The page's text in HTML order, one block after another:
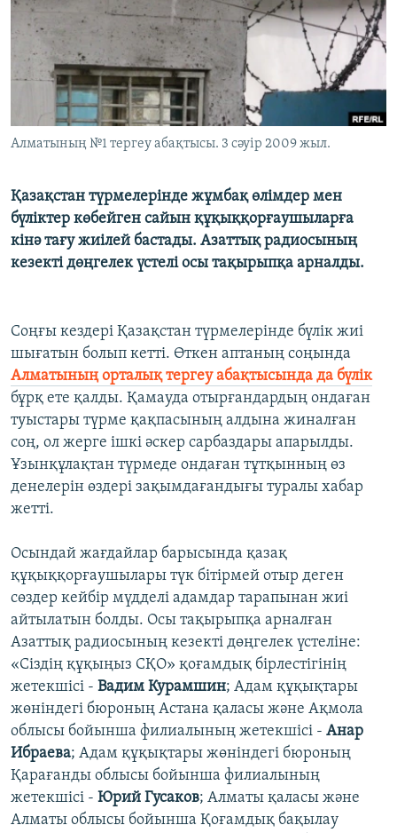
ЖАЗЫЛЫҢЫЗ
Басқа тілдерде
Алматының №1 тергеу абақтысы. 3 сәуір 2009 жыл.
Қазақстан түрмелерінде жұмбақ өлімдер мен
бүліктер көбейген сайын құқыққорғаушыларға
кінә тағу жиілей бастады. Азаттық радиосының
кезекті дөңгелек үстелі осы тақырыпқа арналды.
Соңғы кездері Қазақстан түрмелерінде бүлік жиі
шығатын болып кетті. Өткен аптаның соңында
Алматының орталық тергеу абақтысында да бүлік
бұрқ ете қалды. Қамауда отырғандардың ондаған
туыстары түрме қақпасының алдына жиналған
соң, ол жерге ішкі әскер сарбаздары апарылды.
Ұзынқұлақтан түрмеде ондаған тұтқынның өз
денелерін өздері зақымдағандығы туралы хабар
жетті.
Осындай жағдайлар барысында қазақ
құқыққорғаушылары түк бітірмей отыр деген
сөздер кейбір мүдделі адамдар тарапынан жиі
айтылатын болды. Осы тақырыпқа арналған
Азаттық радиосының кезекті дөңгелек үстеліне:
«Сіздің құқыңыз СҚО» қоғамдық бірлестігінің
жетекшісі - Вадим Курамшин; Адам құқықтары
жөніндегі бюроның Астана қаласы және Ақмола
облысы бойынша филиалының жетекшісі - Анар
Ибраева; Адам құқықтары жөніндегі бюроның
Қарағанды облысы бойынша филиалының
жетекшісі - Юрий Гусаков; Алматы қаласы және
Алматы облысы бойынша Қоғамдық бақылау